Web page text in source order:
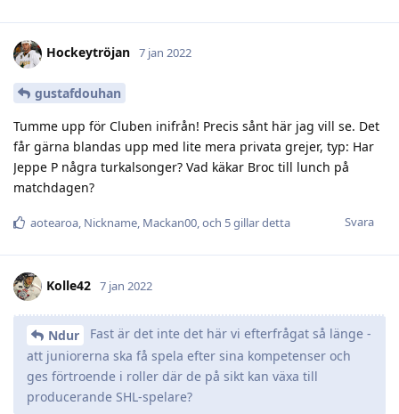
Hockeytröjan 7 jan 2022
gustafdouhan
Tumme upp för Cluben inifrån! Precis sånt här jag vill se. Det
får gärna blandas upp med lite mera privata grejer, typ: Har
Jeppe P några turkalsonger? Vad käkar Broc till lunch på
matchdagen?
Svara
aotearoa, Nickname, Mackan00, och 5gillar detta
Kolle42 7 jan 2022
Ndur
Fast är det inte det här vi efterfrågat så länge -
att juniorerna ska få spela efter sina kompetenser och
ges förtroende i roller där de på sikt kan växa till
producerande SHL-spelare?